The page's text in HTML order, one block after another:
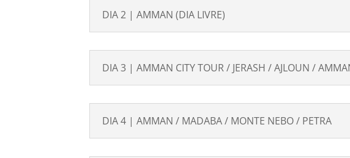
DIA 2 | AMMAN (DIA LIVRE)
DIA 3 | AMMAN CITY TOUR / JERASH / AJLOUN /
DIA 4 | AMMAN / MADABA / MONTE NEBO / PETRA